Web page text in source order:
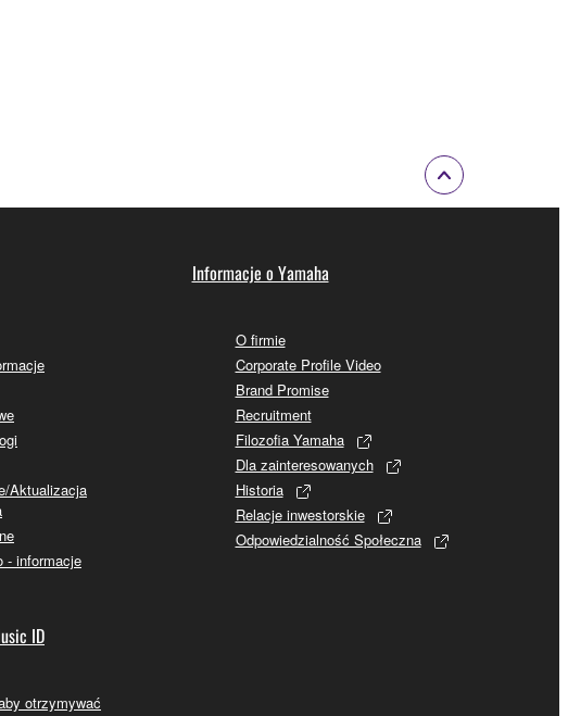
Aktualizacja
- informacje
ID
otrzymywać
Informacje o Yamaha
O firmie
Corporate Profile Video
Brand Promise
Recruitment
Filozofia Yamaha
Dla zainteresowanych
Historia
Relacje inwestorskie
Odpowiedzialność Społeczna